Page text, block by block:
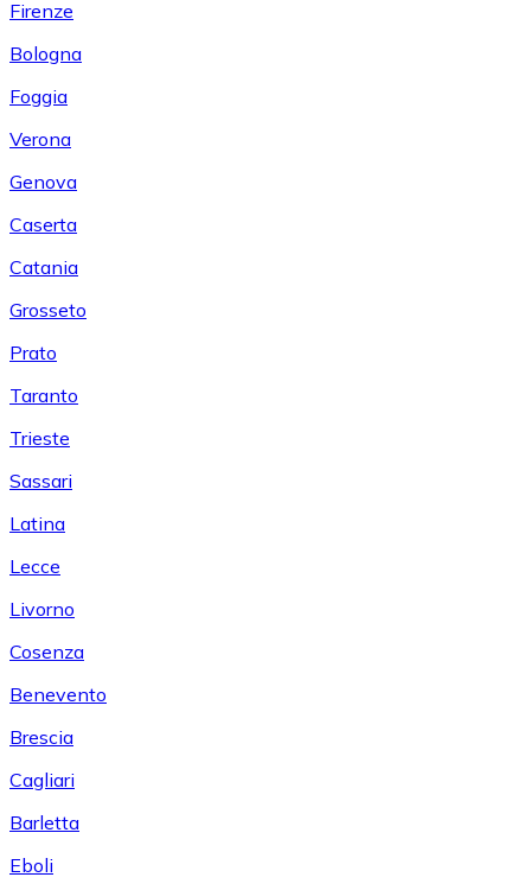
Firenze
Bologna
Foggia
Verona
Genova
Caserta
Catania
Grosseto
Prato
Taranto
Trieste
Sassari
Latina
Lecce
Livorno
Cosenza
Benevento
Brescia
Cagliari
Barletta
Eboli